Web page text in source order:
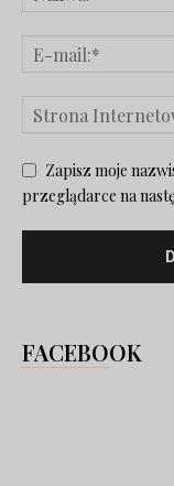
Zapisz moje
przeglądarce na
FACEBOOK